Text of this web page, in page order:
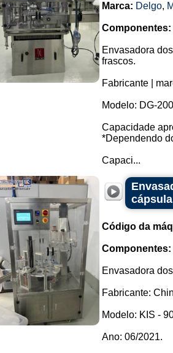
Marca: Delgo,
Componentes:
Envasadora
frascos.
Fabricante |
Modelo: DG-
Capacidade
*Dependendo
Capaci...
Código da
Componentes:
Envasadora
Fabricante:
Modelo: KIS -
Ano: 06/2021.